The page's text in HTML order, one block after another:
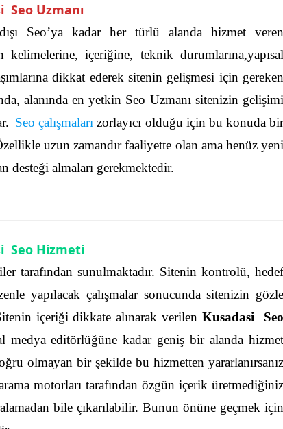
Seo Uzmanı
Seo’ya kadar her türlü alanda hizmet veren
kelimelerine, içeriğine, teknik durumlarına,yapısal
dikkat ederek sitenin gelişmesi için gereken
alanında en yetkin Seo Uzmanı sitenizin gelişimi
Seo çalışmalarızorlayıcı olduğu için bu konuda bir
uzun zamandır faaliyette olan ama henüz yeni
desteği almaları gerekmektedir.
Seo Hizmeti
tarafından sunulmaktadır. Sitenin kontrolü, hedef
yapılacak çalışmalar sonucunda sitenizin gözle
içeriği dikkate alınarak verilenKusadasi Seo
medya editörlüğüne kadar geniş bir alanda hizmet
olmayan bir şekilde bu hizmetten yararlanırsanız
motorları tarafından özgün içerik üretmediğiniz
bile çıkarılabilir. Bunun önüne geçmek için